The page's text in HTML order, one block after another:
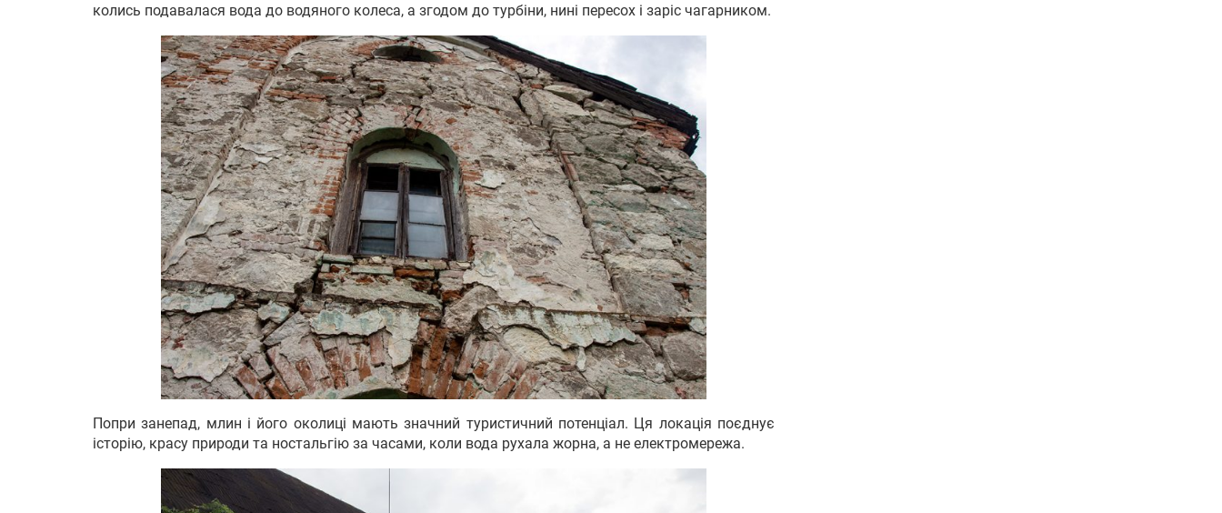
колись подавалася вода до водяного колеса, а згодом до турбіни, нині пересох і заріс чагарником.
Попри занепад, млин і його околиці мають значний туристичний потенціал. Ця локація поєднує
історію, красу природи та ностальгію за часами, коли вода рухала жорна, а не електромережа.